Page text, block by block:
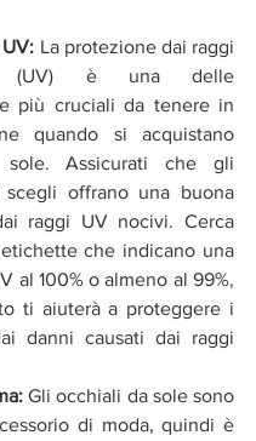
La protezione dai raggi
(UV) è una delle
più cruciali da tenere in
quando si acquistano
Assicurati che gli
offrano una buona
raggi UV nocivi. Cerca
che indicano una
al 100% o almeno al 99%,
ti aiuterà a proteggere i
danni causati dai raggi
Gli occhiali da sole sono
di moda, quindi è